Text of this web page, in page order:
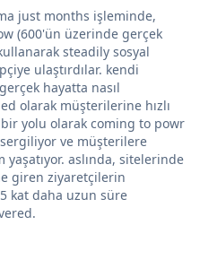
just months işleminde,
(600'ün üzerinde gerçek
steadily sosyal
ulaştırdılar. kendi
hayatta nasıl
olarak müşterilerine hızlı
yolu olarak coming to powr
ve müşterilere
aslında, sitelerinde
giren ziyaretçilerin
kat daha uzun süre